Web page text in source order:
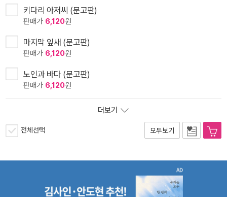
키다리 아저씨 (문고판)
판매가 6,120원
마지막 잎새 (문고판)
판매가 6,120원
노인과 바다 (문고판)
판매가 6,120원
더보기
전체선택 모두보기